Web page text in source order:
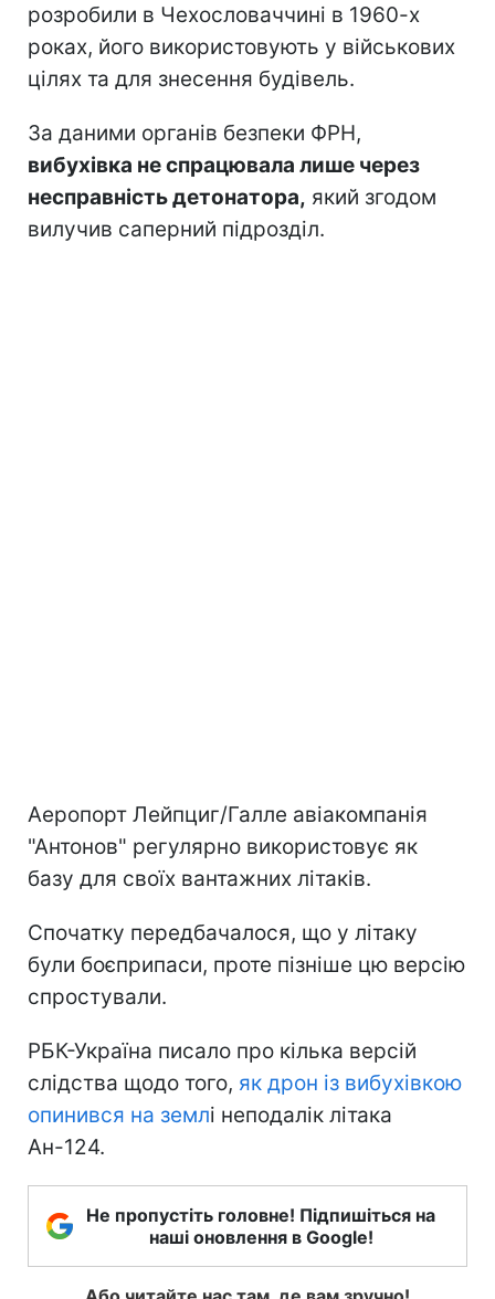
розробили в Чехословаччині в 1960-х
роках, його використовують у військових
цілях та для знесення будівель.
За даними органів безпеки ФРН,
вибухівка не спрацювала лише через
несправність детонатора, який згодом
вилучив саперний підрозділ.
Аеропорт Лейпциг/Галле авіакомпанія
"Антонов" регулярно використовує як
базу для своїх вантажних літаків.
Спочатку передбачалося, що у літаку
були боєприпаси, проте пізніше цю версію
спростували.
РБК-Україна писало про кілька версій
слідства щодо того, як дрон із вибухівкою
опинився на землі неподалік літака
Ан-124.
Не пропустіть головне! Підпишіться на
наші оновлення в Google!